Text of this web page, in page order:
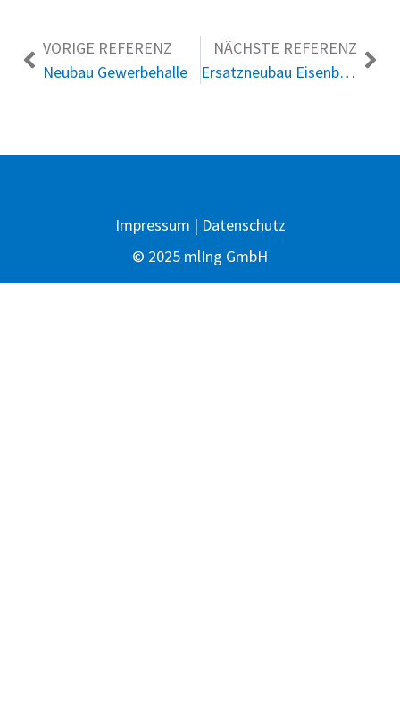
VORIGE REFERENZ
Neubau Gewerbehalle
NÄCHSTE REFERENZ
Ersatzneubau Eisenbahnbrücke
Impressum | Datenschutz
© 2025 mlIng GmbH